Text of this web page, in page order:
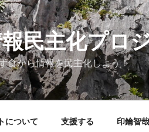
民主化プロ
食から情報を民主化しよう！
について 支援する 印鑰智